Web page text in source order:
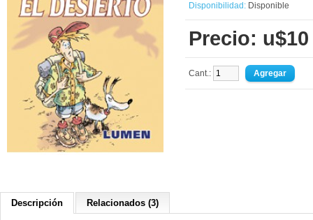
Disponibilidad: Disponible
Precio: u$10
Cant.:
Descripción Relacionados (3)